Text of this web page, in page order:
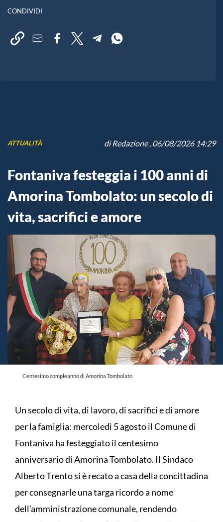
CONDIVIDI
ATTUALITÀ diRedazione, 06/08/2026 14:29
Fontaniva festeggia i 100 anni di
Amorina Tombolato: un secolo di
vita, sacrifici e amore
Centesimo compleanno di Amorina Tombolato
Un secolo di vita, di lavoro, di sacrifici e di amore
per la famiglia: mercoledì 5 agosto il Comune di
Fontaniva ha festeggiato il centesimo
anniversario di Amorina Tombolato. Il Sindaco
Alberto Trento si è recato a casa della concittadina
per consegnarle una targa ricordo a nome
dell’amministrazione comunale, rendendo